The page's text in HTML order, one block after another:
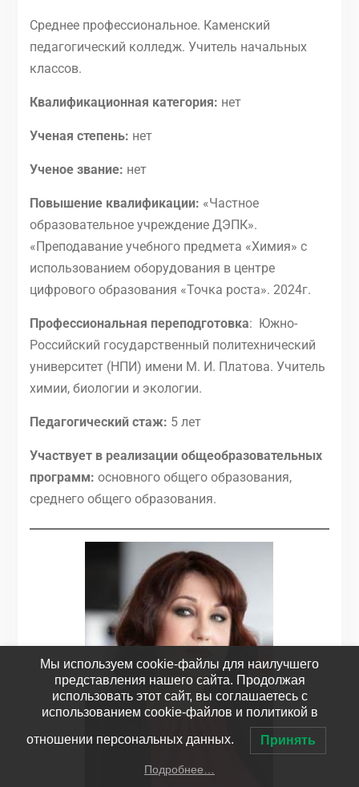
Среднее профессиональное. Каменский
педагогический колледж. Учитель начальных
классов.
Квалификационная категория: нет
Ученая степень: нет
Ученое звание: нет
Повышение квалификации: «Частное
образовательное учреждение ДЭПК».
«Преподавание учебного предмета «Химия» с
использованием оборудования в центре
цифрового образования «Точка роста». 2024г.
Профессиональная переподготовка: Южно-
Российский государственный политехнический
университет (НПИ) имени М. И. Платова. Учитель
химии, биологии и экологии.
Педагогический стаж: 5 лет
Участвует в реализации общеобразовательных
программ: основного общего образования,
среднего общего образования.
Мы используем cookie-файлы для наилучшего
представления нашего сайта. Продолжая
использовать этот сайт, вы соглашаетесь с
использованием cookie-файлов и политикой в
отношении персональных данных. Принять
Подробнее…